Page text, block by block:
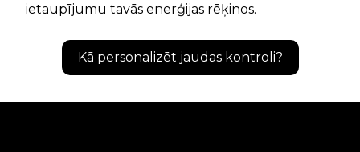
ietaupījumu tavās enerģijas rēķinos.
Kā personalizēt jaudas kontroli?